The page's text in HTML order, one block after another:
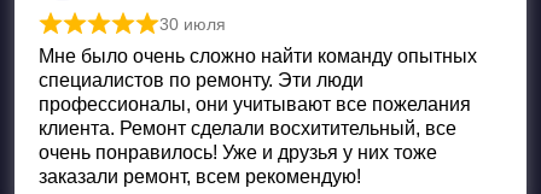
Оценка 5 из 5
30 июля
Мне было очень сложно найти команду опытных
специалистов по ремонту. Эти люди
профессионалы, они учитывают все пожелания
клиента. Ремонт сделали восхитительный, все
очень понравилось! Уже и друзья у них тоже
заказали ремонт, всем рекомендую!